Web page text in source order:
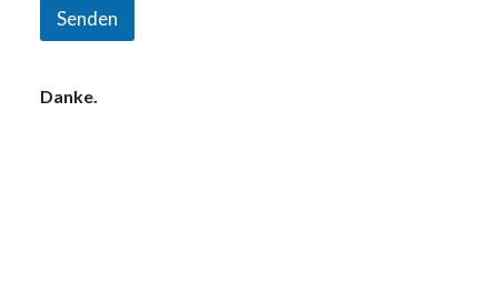
Senden
Danke.